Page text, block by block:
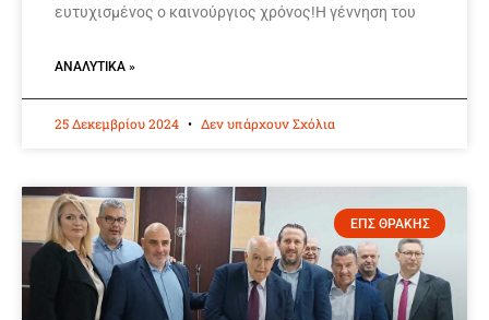
ευτυχισμένος ο καινούργιος χρόνος!Η γέννηση του
ΑΝΑΛΥΤΙΚΆ »
25 Δεκεμβρίου 2024 Δεν υπάρχουν Σχόλια
ΕΠΣ ΘΡΑΚΗΣ